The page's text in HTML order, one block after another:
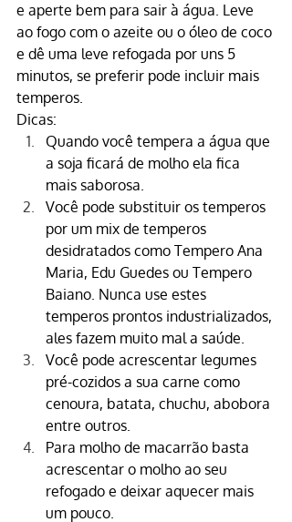
e aperte bem para sair à água. Leve
ao fogo com o azeite ou o óleo de coco
e dê uma leve refogada por uns 5
minutos, se preferir pode incluir mais
temperos.
Dicas:
Quando você tempera a água que
a soja ficará de molho ela fica
mais saborosa.
Você pode substituir os temperos
por um mix de temperos
desidratados como Tempero Ana
Maria, Edu Guedes ou Tempero
Baiano. Nunca use estes
temperos prontos industrializados,
ales fazem muito mal a saúde.
Você pode acrescentar legumes
pré-cozidos a sua carne como
cenoura, batata, chuchu, abobora
entre outros.
Para molho de macarrão basta
acrescentar o molho ao seu
refogado e deixar aquecer mais
um pouco.